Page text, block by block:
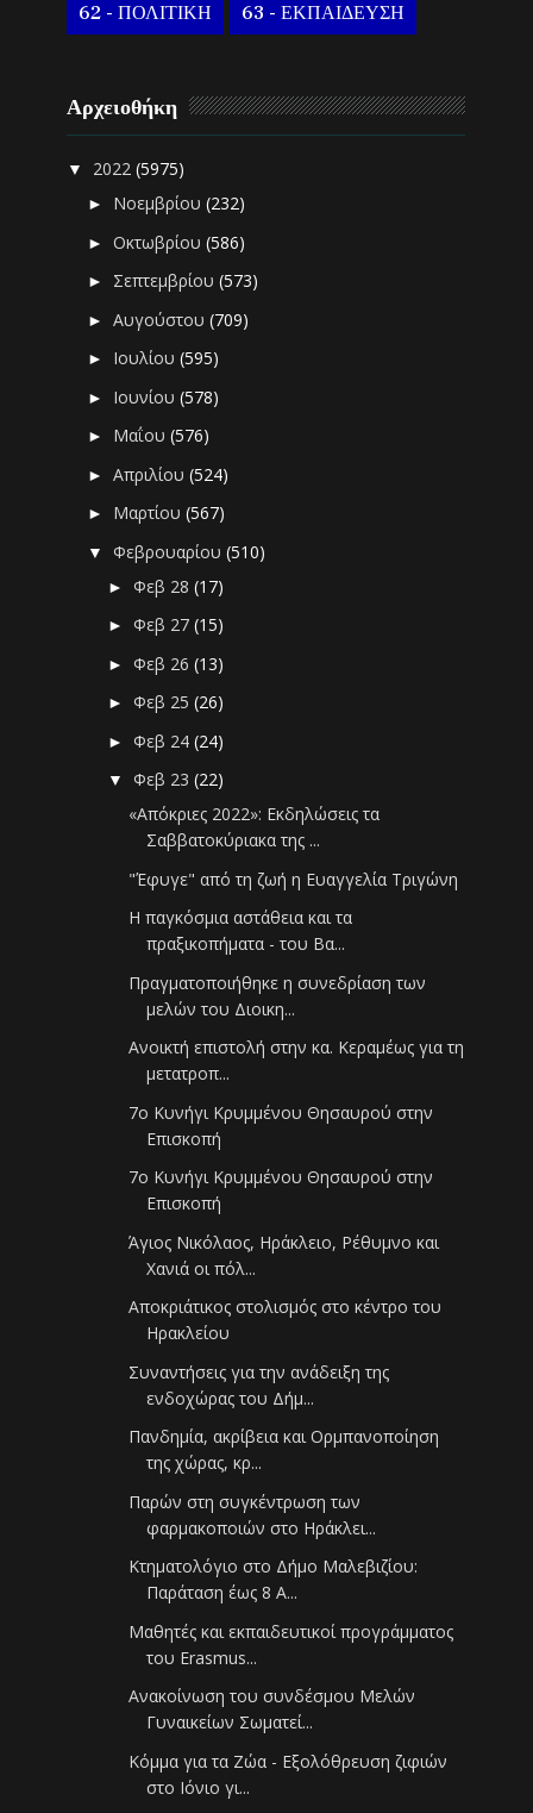
62 - ΠΟΛΙΤΙΚΗ 63 - ΕΚΠΑΙΔΕΥΣΗ
Αρχειοθήκη
▼ 2022(5975)
► Νοεμβρίου(232)
►Οκτωβρίου(586)
► Σεπτεμβρίου(573)
►Αυγούστου(709)
► Ιουλίου(595)
► Ιουνίου(578)
► Μαΐου(576)
►Απριλίου(524)
► Μαρτίου(567)
▼Φεβρουαρίου(510)
►Φεβ 28(17)
►Φεβ 27(15)
►Φεβ 26(13)
►Φεβ 25(26)
►Φεβ 24(24)
▼Φεβ 23(22)
«Απόκριες 2022»: Εκδηλώσεις τα
Σαββατοκύριακα της ...
"Έφυγε" από τη ζωή η Ευαγγελία Τριγώνη
H παγκόσμια αστάθεια και τα
πραξικοπήματα - του Βα...
Πραγματοποιήθηκε η συνεδρίαση των
μελών του Διοικη...
Ανοικτή επιστολή στην κα. Κεραμέως για τη
μετατροπ...
7ο Κυνήγι Κρυμμένου Θησαυρού στην
Επισκοπή
7ο Κυνήγι Κρυμμένου Θησαυρού στην
Επισκοπή
Άγιος Νικόλαος, Ηράκλειο, Ρέθυμνο και
Χανιά οι πόλ...
Αποκριάτικος στολισμός στο κέντρο του
Ηρακλείου
Συναντήσεις για την ανάδειξη της
ενδοχώρας του Δήμ...
Πανδημία, ακρίβεια και Ορμπανοποίηση
της χώρας, κρ...
Παρών στη συγκέντρωση των
φαρμακοποιών στο Ηράκλει...
Κτηματολόγιο στο Δήμο Μαλεβιζίου:
Παράταση έως 8 Α...
Μαθητές και εκπαιδευτικοί προγράμματος
του Erasmus...
Ανακοίνωση του συνδέσμου Μελών
Γυναικείων Σωματεί...
Kόμμα για τα Ζώα - Εξολόθρευση ζιφιών
στο Ιόνιο γι...